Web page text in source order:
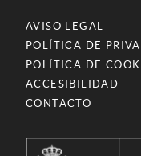
AVISO LEGAL
POLÍTICA DE
POLÍTICA DE
ACCESIBILIDAD
CONTACTO